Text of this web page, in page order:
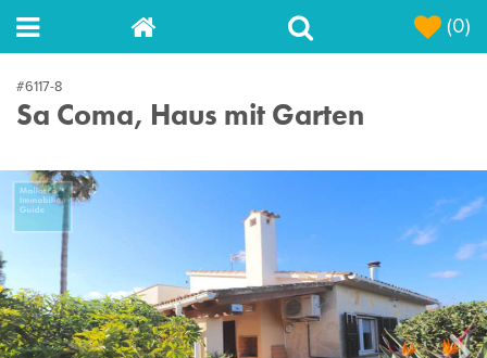
(0)
#6117-8
Sa Coma, Haus mit Garten